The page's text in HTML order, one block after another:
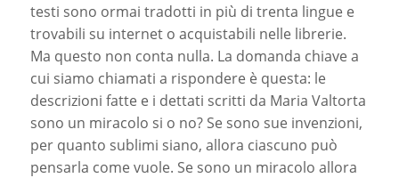
testi sono ormai tradotti in più di trenta lingue e
trovabili su internet o acquistabili nelle librerie.
Ma questo non conta nulla. La domanda chiave a
cui siamo chiamati a rispondere è questa: le
descrizioni fatte e i dettati scritti da Maria Valtorta
sono un miracolo si o no? Se sono sue invenzioni,
per quanto sublimi siano, allora ciascuno può
pensarla come vuole. Se sono un miracolo allora